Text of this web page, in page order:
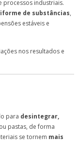
processos industriais.
de substâncias,
estáveis e
nos resultados e
para desintegrar,
pastas, de forma
se tornem mais